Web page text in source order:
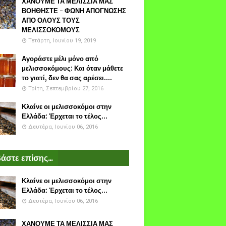
ΒΟΗΘΗΣΤΕ - ΦΩΝΗ ΑΠΟΓΝΩΣΗΣ
ΑΠΟ ΟΛΟΥΣ ΤΟΥΣ
ΜΕΛΙΣΣΟΚΟΜΟΥΣ
Τετάρτη, Ιουνίου 19, 2019
Αγοράστε μέλι μόνο από
μελισσοκόμους: Και όταν μάθετε
το γιατί, δεν θα σας αρέσει....
Τρίτη, Σεπτεμβρίου 27, 2016
Κλαίνε οι μελισσοκόμοι στην
Ελλάδα: Έρχεται το τέλος...
Δευτέρα, Ιουνίου 06, 2016
επίσης...
Κλαίνε οι μελισσοκόμοι στην
Ελλάδα: Έρχεται το τέλος...
Δευτέρα, Ιουνίου 06, 2016
ΧΑΝΟΥΜΕ ΤΑ ΜΕΛΙΣΣΙΑ ΜΑΣ